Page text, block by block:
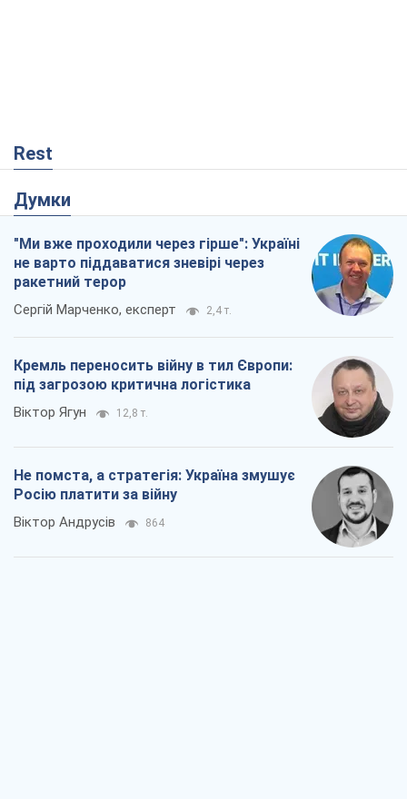
Rest
Думки
"Ми вже проходили через гірше": Україні
не варто піддаватися зневірі через
ракетний терор
Сергій Марченко, експерт 2,4 т.
Кремль переносить війну в тил Європи:
під загрозою критична логістика
Віктор Ягун 12,8 т.
Не помста, а стратегія: Україна змушує
Росію платити за війну
Віктор Андрусів 864